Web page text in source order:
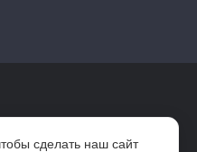
сделать наш сайт